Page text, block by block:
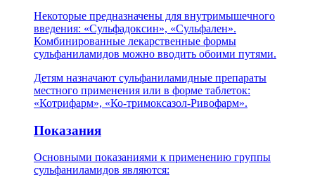
Некоторые предназначены для внутримышечного
введения: «Сульфадоксин», «Сульфален».
Комбинированные лекарственные формы
сульфаниламидов можно вводить обоими путями.
Детям назначают сульфаниламидные препараты
местного применения или в форме таблеток:
«Котрифарм», «Ко-тримоксазол-Ривофарм».
Показания
Основными показаниями к применению группы
сульфаниламидов являются: